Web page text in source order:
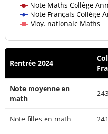
Note Maths Collège
Note Français Collège
Moy. nationale Maths
Rentrée 2024
Note moyenne en
math
243
Note filles en math 241